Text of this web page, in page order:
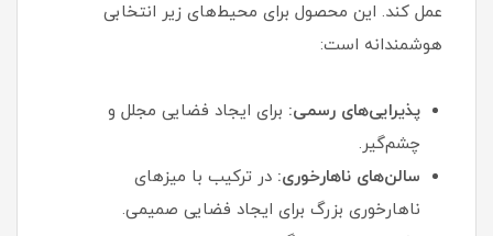
عمل کند. این محصول برای محیط‌های زیر انتخابی
هوشمندانه است:
پذیرایی‌های رسمی: برای ایجاد فضایی مجلل و
چشم‌گیر.
سالن‌های ناهارخوری: در ترکیب با میزهای
ناهارخوری بزرگ برای ایجاد فضایی صمیمی.